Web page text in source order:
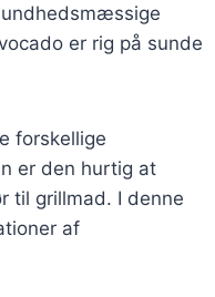
er rig på sunde
forskellige
er den hurtig at
til grillmad. I denne
af